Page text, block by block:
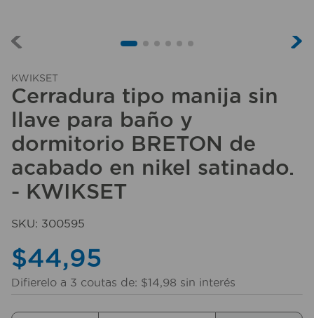
KWIKSET
Cerradura tipo manija sin
llave para baño y
dormitorio BRETON de
acabado en nikel satinado.
- KWIKSET
SKU: 300595
$44,95
Difierelo a 3 coutas de: $14,98 sin interés
5.
7.
cerradura
8 .
aspiradora
9.
lavamanos
10 . taladro